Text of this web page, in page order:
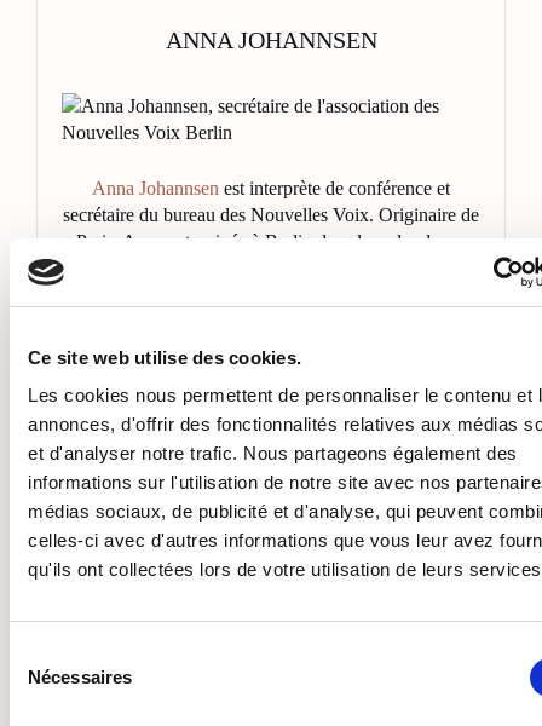
Ce site web utilise des cookies.
Les cookies nous permettent de personnaliser le contenu et
annonces, d'offrir des fonctionnalités relatives aux médias
et d'analyser notre trafic. Nous partageons également des
informations sur l'utilisation de notre site avec nos
médias sociaux, de publicité et d'analyse, qui peuvent
celles-ci avec d'autres informations que vous leur avez
qu'ils ont collectées lors de votre utilisation de leurs
Nécessaires
ANNA JOHANNSEN
Anna Johannsen est interprète de conférence et
secrétaire du bureau des Nouvelles Voix. Originaire de
Paris, Anna est arrivée à Berlin dans le cadre de ses
Event registration closed.
Date et heure
04-05-2026 @ 10:00à
04-05-2026 @ 11:00
04-05-2026